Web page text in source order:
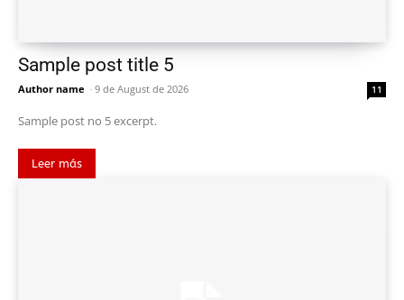
Sample post title 5
Author name - 9 de August de 2026 11
Sample post no 5 excerpt.
Leer más